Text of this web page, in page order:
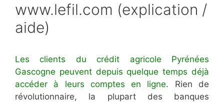
www.lefil.com (explication /
aide)
Les clients du crédit agricole Pyrénées
Gascogne peuvent depuis quelque temps déjà
accéder à leurs comptes en ligne. Rien de
révolutionnaire, la plupart des banques